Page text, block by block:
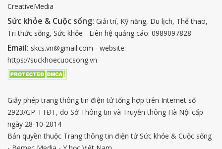
CreativeMedia
Sức khỏe & Cuộc sống: Giải trí, Kỹ năng, Du lịch, Thể thao,
Tri thức sống, Sức khỏe - Liên hệ quảng cáo: 0989097828
Email: skcs.vn@gmail.com - website:
https://suckhoecuocsong.vn
Giấy phép trang thông tin điện tử tổng hợp trên Internet số
2923/GP-TTĐT, do Sở Thông tin và Truyền thông Hà Nội cấp
ngày 28-10-2014
Bản quyền thuộc Trang thông tin điện tử Sức khỏe & Cuộc sống